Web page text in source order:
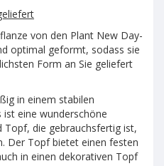
von den Plant New Day-
optimal geformt, sodass sie
Form an Sie geliefert
in einem stabilen
eine wunderschöne
Topf, die gebrauchsfertig ist,
Der Topf bietet einen festen
in einen dekorativen Topf